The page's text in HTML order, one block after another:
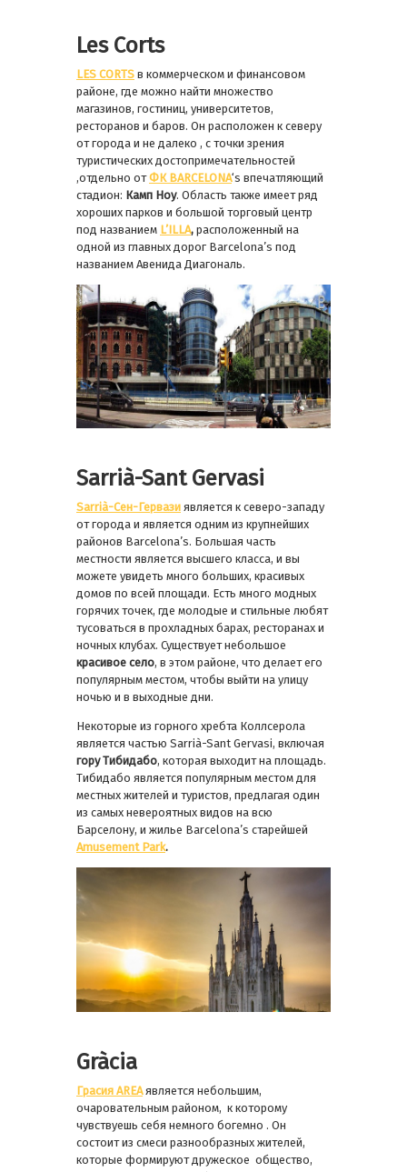
Les Corts
LES CORTS в коммерческом и финансовом
районе, где можно найти множество
магазинов, гостиниц, университетов,
ресторанов и баров. Он расположен к северу
от города и не далеко , с точки зрения
туристических достопримечательностей
,отдельно отФК BARCELONA‘s впечатляющий
стадион: Камп Ноу. Область также имеет ряд
хороших парков и большой торговый центр
под названием L’ILLA, расположенный на
одной из главных дорог Barcelona’s под
названием Авенида Диагональ.
Sarrià-Sant Gervasi
Sarrià-Сен-Гервази является к северо-западу
от города и является одним из крупнейших
районов Barcelona’s. Большая часть
местности является высшего класса, и вы
можете увидеть много больших, красивых
домов по всей площади. Есть много модных
горячих точек, где молодые и стильные любят
тусоваться в прохладных барах, ресторанах и
ночных клубах. Существует небольшое
красивое село, в этом районе, что делает его
популярным местом, чтобы выйти на улицу
ночью и в выходные дни.
Некоторые из горного хребта Коллсерола
является частью Sarrià-Sant Gervasi, включая
гору Тибидабо, которая выходит на площадь.
Тибидабо является популярным местом для
местных жителей и туристов, предлагая один
из самых невероятных видов на всю
Барселону, и жилье Barcelona’s старейшей
Amusement Park.
Gràcia
Грасия AREAявляется небольшим,
очаровательным районом, к которому
чувствуешь себя немного богемно . Он
состоит из смеси разнообразных жителей,
которые формируют дружеское общество,